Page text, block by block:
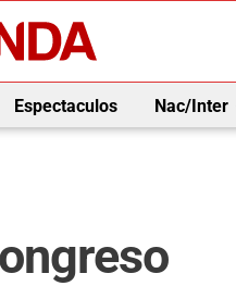
Espectaculos Nac/Inter